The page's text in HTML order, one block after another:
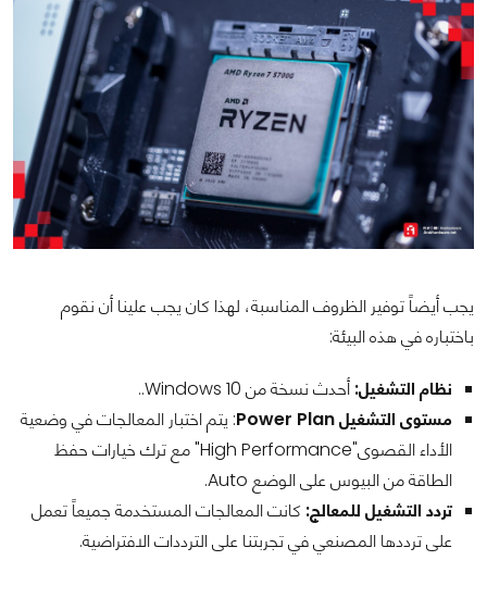
يجب أيضاً توفير الظروف المناسبة، لهذا كان يجب علينا أن نقوم
باختباره في هذه البيئة:
نظام التشغيل: أحدث نسخة من Windows 10..
مستوى التشغيل Power Plan
: يتم اختبار المعالجات في وضعية
الأداء القصوى"High Performance" مع ترك خيارات حفظ
الطاقة من البيوس على الوضع Auto.
تردد التشغيل للمعالج: كانت المعالجات المستخدمة جميعاً تعمل
على ترددها المصنعي في تجربتنا على الترددات الافتراضية.